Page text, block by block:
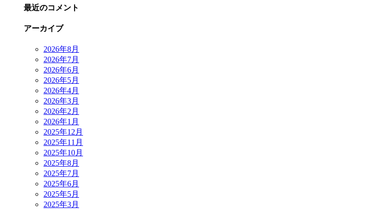
最近のコメント
アーカイブ
2026年8月
2026年7月
2026年6月
2026年5月
2026年4月
2026年3月
2026年2月
2026年1月
2025年12月
2025年11月
2025年10月
2025年8月
2025年7月
2025年6月
2025年5月
2025年3月